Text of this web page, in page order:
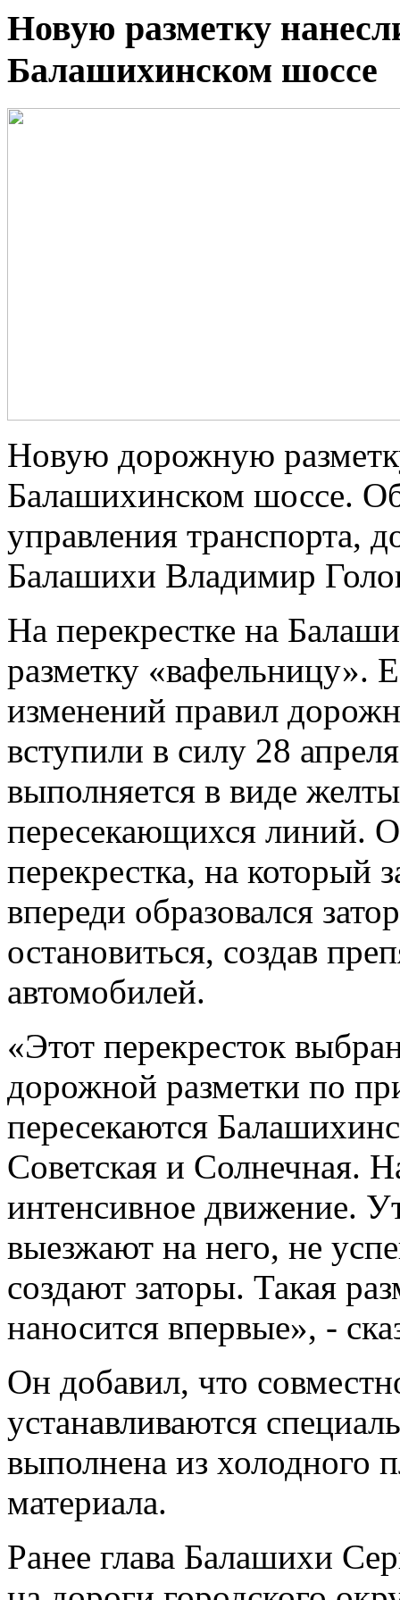
Новую разметку
Балашихинском шоссе
Новую дорожную
Балашихинском шоссе.
управления транспорта,
Балашихи Владимир
На перекрестке на
разметку «вафельницу».
изменений правил
вступили в силу 28
выполняется в виде
пересекающихся линий.
перекрестка, на который
впереди образовался
остановиться, создав
автомобилей.
«Этот перекресток
дорожной разметки по
пересекаются
Советская и Солнечная.
интенсивное движение.
выезжают на него, не
создают заторы. Такая
наносится впервые», -
Он добавил, что
устанавливаются
выполнена из холодного
материала.
Ранее глава Балашихи